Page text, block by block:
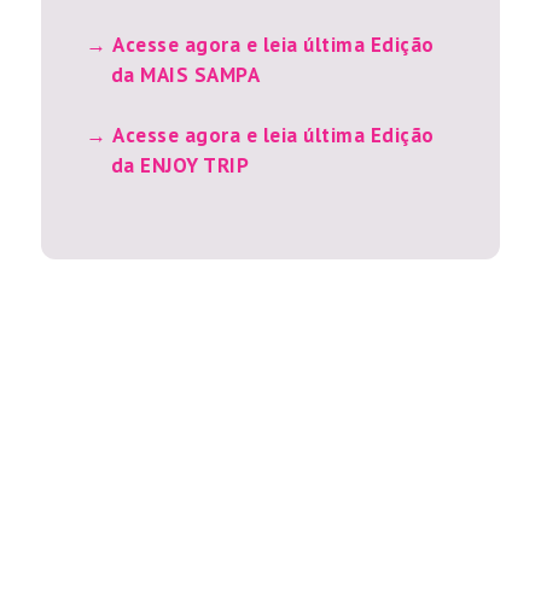
Acesse agora e leia última Edição
da MAIS SAMPA
Acesse agora e leia última Edição
da ENJOY TRIP